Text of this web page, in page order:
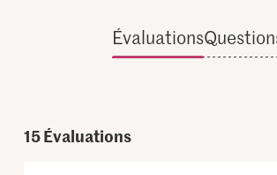
Évaluations
15Évaluations